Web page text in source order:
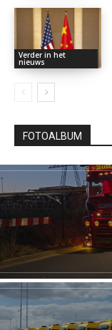
Verder in het
nieuws
FOTOALBUM